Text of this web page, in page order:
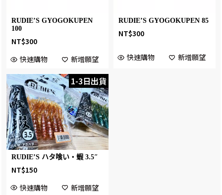
RUDIE’S GYOGOKUPEN
100
NT$300
快速購物
新增願望
RUDIE’S GYOGOKUPEN 85
NT$300
快速購物 新增願望
1-3日出貨
RUDIE’S ハタ喰い・蝦 3.5″
NT$150
快速購物
新增願望